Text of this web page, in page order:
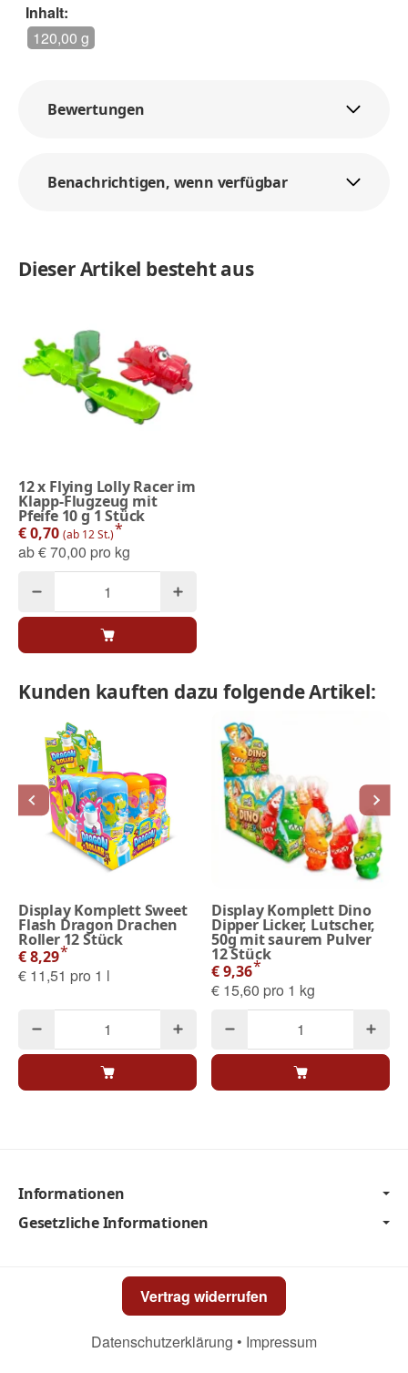
Inhalt:
120,00 g
Bewertungen
Benachrichtigen, wenn verfügbar
Dieser Artikel besteht aus
12x Flying Lolly Racer im
Klapp-Flugzeug mit
Pfeife 10 g 1 Stück
€ 0,70 (ab 12 St.)*
ab€ 70,00 pro kg
Kunden kauften dazu folgende Artikel:
Display Komplett Sweet
Flash Dragon Drachen
Roller 12 Stück
€ 8,29*
€ 11,51 pro 1 l
Display Komplett Dino
Dipper Licker, Lutscher,
50g mit saurem Pulver
12 Stück
€ 9,36*
€ 15,60 pro 1 kg
Informationen
Gesetzliche Informationen
Vertrag widerrufen
Datenschutzerklärung • Impressum